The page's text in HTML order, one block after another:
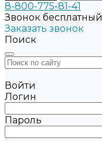
8-800-775-81-41
Звонок бесплатный
Заказать звонок
Поиск
Войти
Логин
Пароль